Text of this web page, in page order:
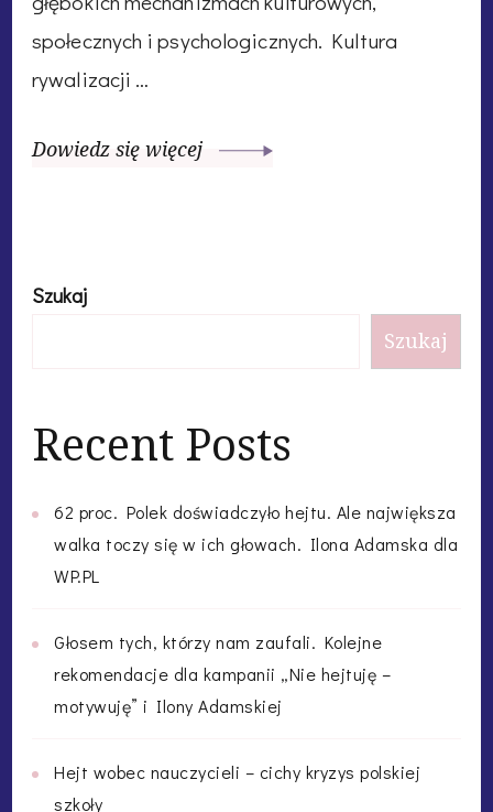
społecznych i psychologicznych. Kultura
rywalizacji …
Dowiedz się więcej
Szukaj
Szukaj
Recent Posts
62 proc. Polek doświadczyło hejtu. Ale największa
walka toczy się w ich głowach. Ilona Adamska dla
WP.PL
Głosem tych, którzy nam zaufali. Kolejne
rekomendacje dla kampanii „Nie hejtuję –
motywuję” i Ilony Adamskiej
Hejt wobec nauczycieli – cichy kryzys polskiej
szkoły